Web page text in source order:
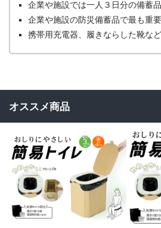
企業や施設では一人３日分の備蓄
企業や施設の防災備蓄品で最も重
携帯用充電器、履きならした靴な
オススメ商品